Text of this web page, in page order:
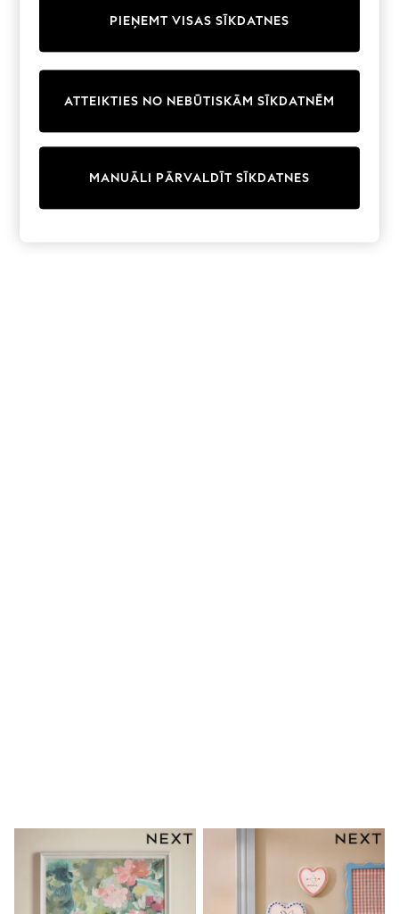
Trainers & Pumps
Tops
Leggings
Shorts
Joggers
Nike
Shoes
Bags & Accessories
Women's Holiday Shop
All Swimwear
All Beachwear
Bags & Accessories
Beach Dresses & Kaftans
PIEŅEMT VISAS SĪKDATNES
MANUĀLI PĀRVALDĪT SĪKDATNES
ATTEIKTIES NO NEBŪTISKĀM SĪKDATNĒM